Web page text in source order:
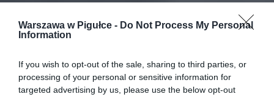
Warszawa w Pigułce - Do Not Process My Personal
Information
If you wish to opt-out of the sale, sharing to third parties, or
processing of your personal or sensitive information for
targeted advertising by us, please use the below opt-out